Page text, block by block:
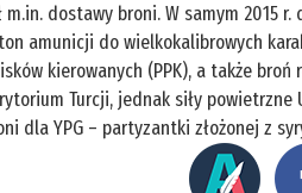
dostawy broni. W samym 2015
amunicji do wielkokalibrowych
kierowanych (PPK), a także
Turcji, jednak siły powietrzne
dla YPG – partyzantki złożonej z